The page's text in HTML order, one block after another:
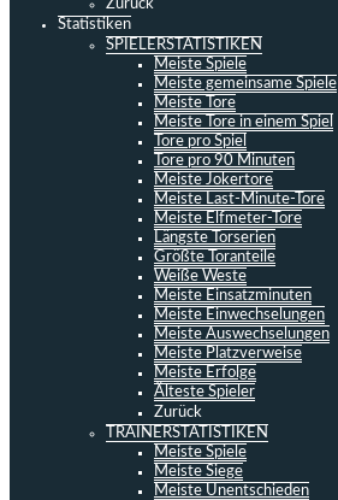
Zurück
Statistiken
SPIELERSTATISTIKEN
Meiste Spiele
Meiste gemeinsame Spiele
Meiste Tore
Meiste Tore in einem Spiel
Tore pro Spiel
Tore pro 90 Minuten
Meiste Jokertore
Meiste Last-Minute-Tore
Meiste Elfmeter-Tore
Längste Torserien
Größte Toranteile
Weiße Weste
Meiste Einsatzminuten
Meiste Einwechselungen
Meiste Auswechselungen
Meiste Platzverweise
Meiste Erfolge
Älteste Spieler
Zurück
TRAINERSTATISTIKEN
Meiste Spiele
Meiste Siege
Meiste Unentschieden